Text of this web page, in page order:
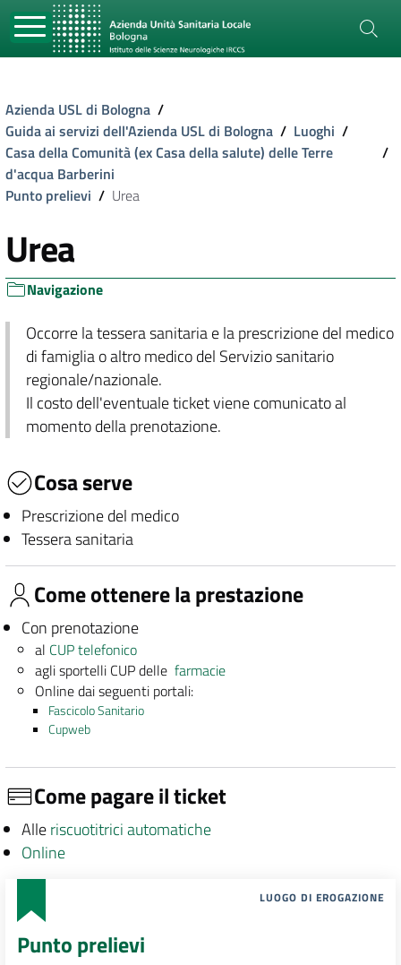
Azienda USL di Bologna /
Guida ai servizi dell'Azienda USL di Bologna / Luoghi /
Casa della Comunità (ex Casa della salute) delle Terre
d'acqua Barberini
/
Punto prelievi / Urea
Urea
Navigazione
Occorre la tessera sanitaria e la prescrizione del medico
di famiglia o altro medico del Servizio sanitario
regionale/nazionale.
Il costo dell'eventuale ticket viene comunicato al
momento della prenotazione.
Cosa serve
Prescrizione del medico
Tessera sanitaria
Come ottenere la prestazione
Con prenotazione
al CUP telefonico
agli sportelli CUP dellefarmacie
Online dai seguenti portali:
Fascicolo Sanitario
Cupweb
Come pagare il ticket
Alleriscuotitrici automatiche
Online
LUOGO DI EROGAZIONE
Punto prelievi